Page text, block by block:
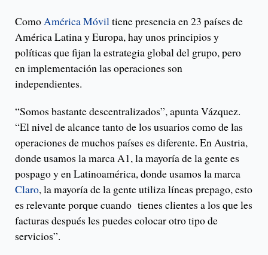
ComoAmérica Móviltiene presencia en 23 países de
América Latina y Europa, hay unos principios y
políticas que fijan la estrategia global del grupo, pero
en implementación las operaciones son
independientes.
“Somos bastante descentralizados”, apunta Vázquez.
“El nivel de alcance tanto de los usuarios como de las
operaciones de muchos países es diferente. En Austria,
donde usamos la marca A1, la mayoría de la gente es
pospago y en Latinoamérica, donde usamos la marca
Claro, la mayoría de la gente utiliza líneas prepago, esto
es relevante porque cuando tienes clientes a los que les
facturas después les puedes colocar otro tipo de
servicios”.